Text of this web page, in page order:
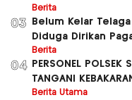
Berita
03
Belum Kelar
Diduga Dirikan
Berita
04
PERSONEL POLSEK
TANGANI
Berita Utama